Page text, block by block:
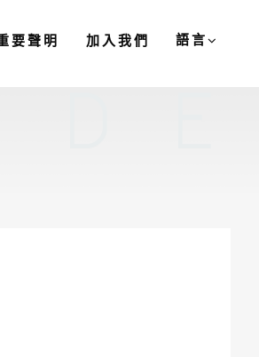
要聲明 加入我們 語言